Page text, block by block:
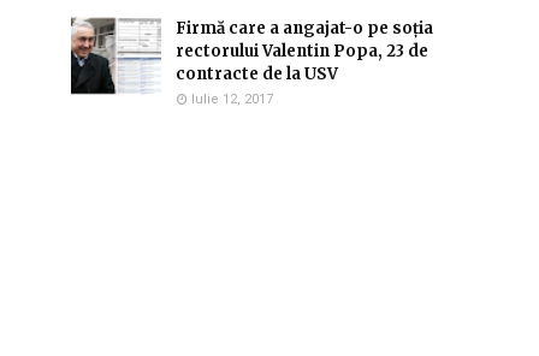
Firmă care a angajat-o pe soția
rectorului Valentin Popa, 23 de
contracte de la USV
Iulie 12, 2017